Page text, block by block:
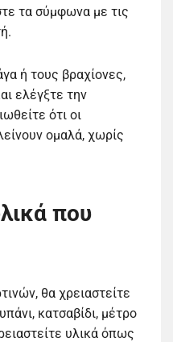
τα σύμφωνα με τις
ή τους βραχίονες,
ελέγξτε την
ότι οι
ομαλά, χωρίς
που
θα χρειαστείτε
κατσαβίδι, μέτρο
υλικά όπως